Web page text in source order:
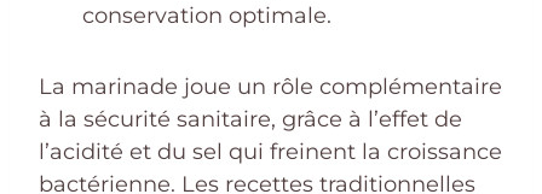
conservation optimale.
La marinade joue un rôle complémentaire
à la sécurité sanitaire, grâce à l’effet de
l’acidité et du sel qui freinent la croissance
bactérienne. Les recettes traditionnelles